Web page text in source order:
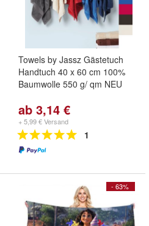
Towels by Jassz Gästetuch
Handtuch 40 x 60 cm 100%
Baumwolle 550 g/ qm NEU
ab 3,14 €
+ 5,99 € Versand
1
- 63%